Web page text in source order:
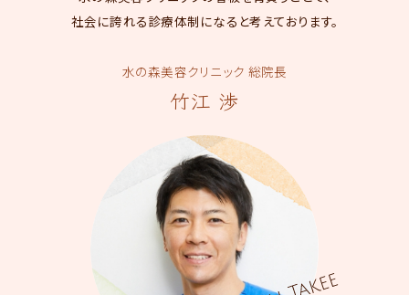
水の森美容クリニック 総院長
竹江 渉
社会に誇れる診療体制になると考えております。